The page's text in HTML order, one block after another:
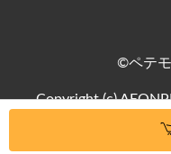
©ペテ
Copyright (c)